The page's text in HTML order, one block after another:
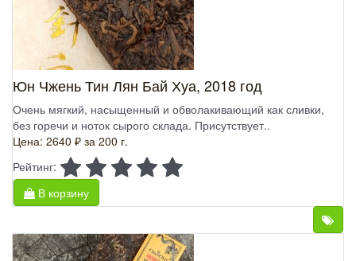
Юн Чжень Тин Лян Бай Хуа, 2018 год
Очень мягкий, насыщенный и обволакивающий как сливки,
без горечи и ноток сырого склада. Присутствует..
Цена: 2640 ₽ за 200 г.
Рейтинг:
В корзину